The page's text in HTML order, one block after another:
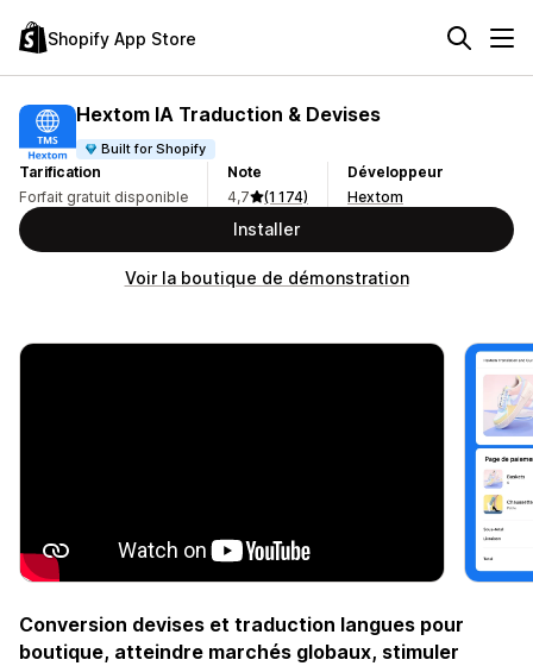
Shopify App Store
Hextom IA Traduction & Devises
Built for Shopify
Tarification
Forfait gratuit disponible
Note
4,7
(1 174)
Développeur
Hextom
Installer
Voir la boutique de démonstration
Conversion devises et traduction langues pour
boutique, atteindre marchés globaux, stimuler